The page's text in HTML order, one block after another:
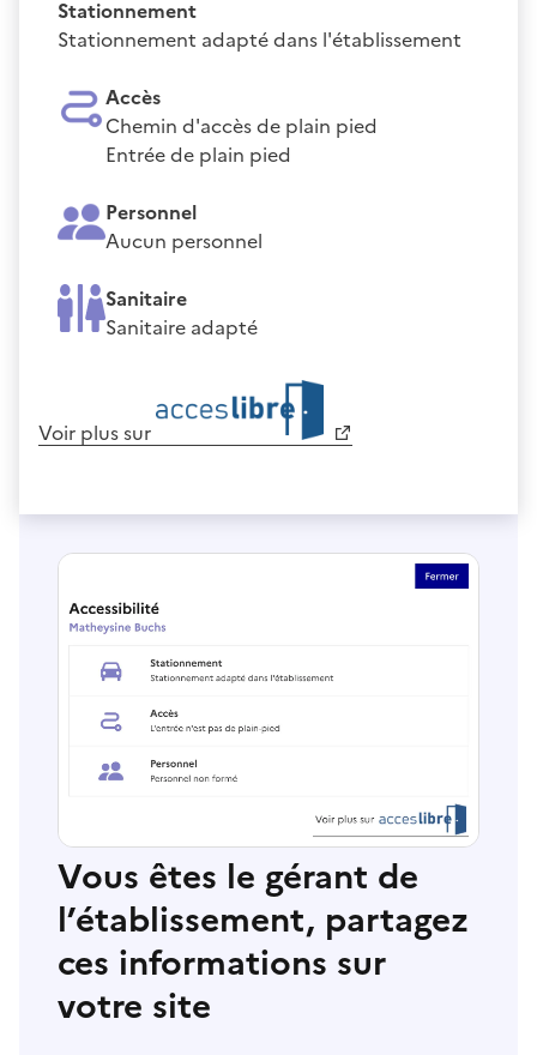
Stationnement
Stationnement adapté dans l'établissement
Accès
Chemin d'accès de plain pied
Entrée de plain pied
Personnel
Aucun personnel
Sanitaire
Sanitaire adapté
Voir plus sur
Vous êtes le gérant de
l’établissement, partagez
ces informations sur
votre site